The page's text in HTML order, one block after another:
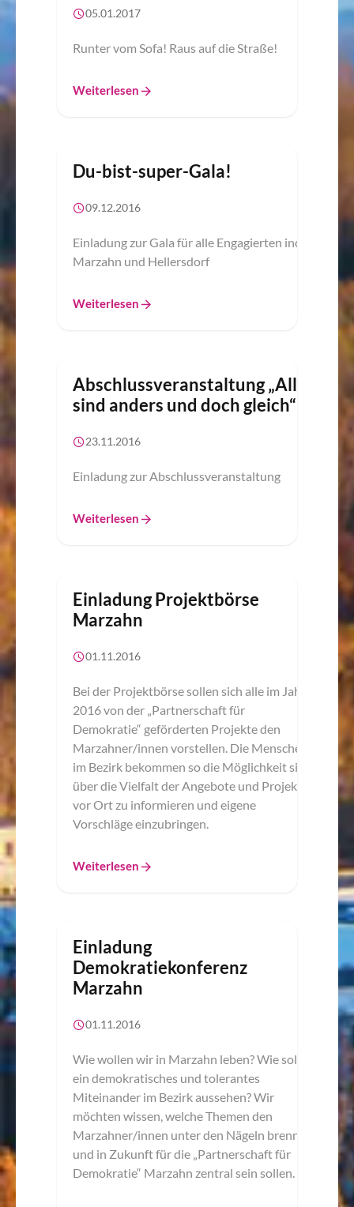
05.01.2017
Runter vom Sofa! Raus auf die Straße!
Weiterlesen
Du-bist-super-Gala!
09.12.2016
Einladung zur Gala für alle Engagierten ind
Marzahn und Hellersdorf
Weiterlesen
Abschlussveranstaltung „Alle
sind anders und doch gleich“
23.11.2016
Einladung zur Abschlussveranstaltung
Weiterlesen
Einladung Projektbörse
Marzahn
01.11.2016
Bei der Projektbörse sollen sich alle im Jahr
2016 von der „Partnerschaft für
Demokratie“ geförderten Projekte den
Marzahner/innen vorstellen. Die Menschen
im Bezirk bekommen so die Möglichkeit sich
über die Vielfalt der Angebote und Projekte
vor Ort zu informieren und eigene
Vorschläge einzubringen.
Weiterlesen
Einladung
Demokratiekonferenz
Marzahn
01.11.2016
Wie wollen wir in Marzahn leben? Wie soll
ein demokratisches und tolerantes
Miteinander im Bezirk aussehen? Wir
möchten wissen, welche Themen den
Marzahner/innen unter den Nägeln brennen
und in Zukunft für die „Partnerschaft für
Demokratie“ Marzahn zentral sein sollen.